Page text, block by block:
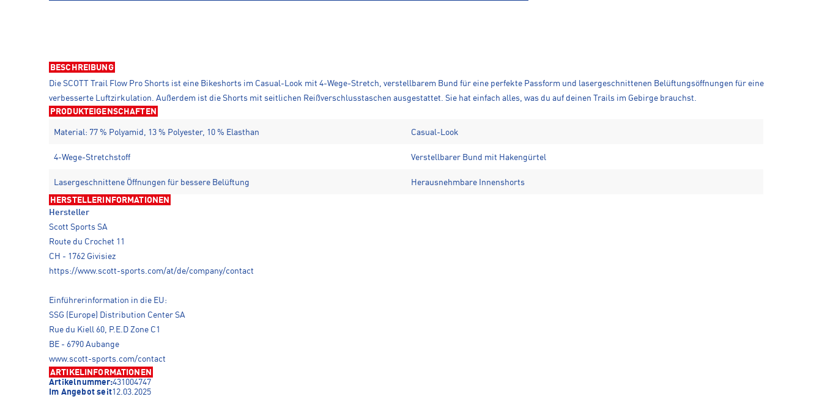
BESCHREIBUNG
Die SCOTT Trail Flow Pro Shorts ist eine Bikeshorts im Casual-Look mit 4-Wege-Stretch, verstellbarem Bund für eine perfekte Passform und lasergeschnittenen Belüftungsöffnungen für eine
verbesserte Luftzirkulation. Außerdem ist die Shorts mit seitlichen Reißverschlusstaschen ausgestattet. Sie hat einfach alles, was du auf deinen Trails im Gebirge brauchst.
PRODUKTEIGENSCHAFTEN
Material: 77 % Polyamid, 13 % Polyester, 10 % Elasthan Casual-Look
4-Wege-Stretchstoff Verstellbarer Bund mit Hakengürtel
Lasergeschnittene Öffnungen für bessere Belüftung Herausnehmbare Innenshorts
HERSTELLERINFORMATIONEN
Hersteller
Scott Sports SA
Route du Crochet 11
CH - 1762 Givisiez
https://www.scott-sports.com/at/de/company/contact
Einführerinformation in die EU:
SSG (Europe) Distribution Center SA
Rue du Kiell 60, P.E.D Zone C1
BE - 6790 Aubange
www.scott-sports.com/contact
ARTIKELINFORMATIONEN
Artikelnummer:431004747
Im Angebot seit12.03.2025